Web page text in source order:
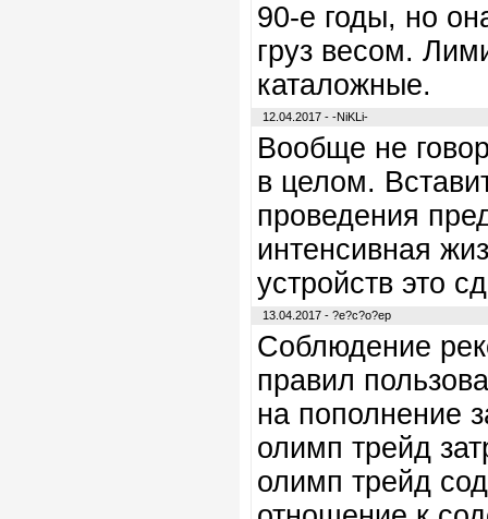
90-е годы, но
груз весом.
каталожные.
12.04.2017 - -NiKLi-
Вообще не
в целом.
проведения
интенсивная
устройств это
13.04.2017 - ?e?c?o?ep
Соблюдение
правил
на пополнение
олимп трейд
олимп трейд